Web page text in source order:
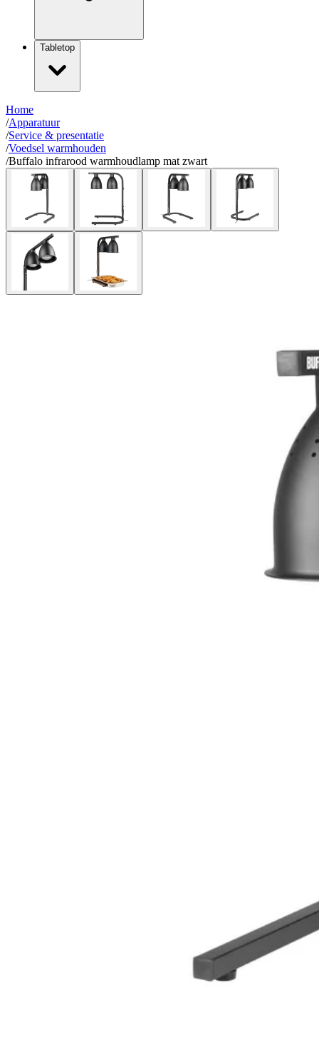
Tabletop
Home
/Apparatuur
/Service & presentatie
/Voedsel warmhouden
/Buffalo infrarood warmhoudlamp mat zwart